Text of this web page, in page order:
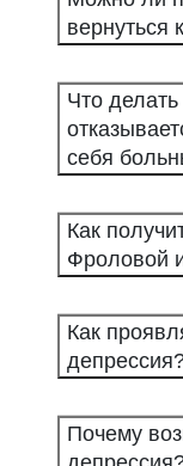
вернуться
Что
себя
Как
Фроловой
Как
Почему